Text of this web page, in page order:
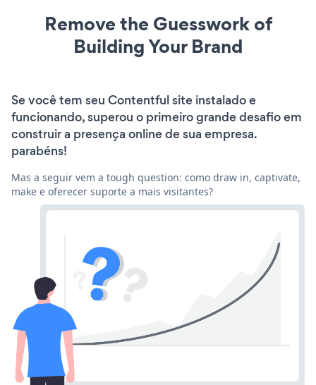
Remove the Guesswork of
Building Your Brand
Se você tem seu Contentful site instalado e
funcionando, superou o primeiro grande desafio em
construir a presença online de sua empresa.
parabéns!
Mas a seguir vem a tough question: como draw in, captivate,
make e oferecer suporte a mais visitantes?